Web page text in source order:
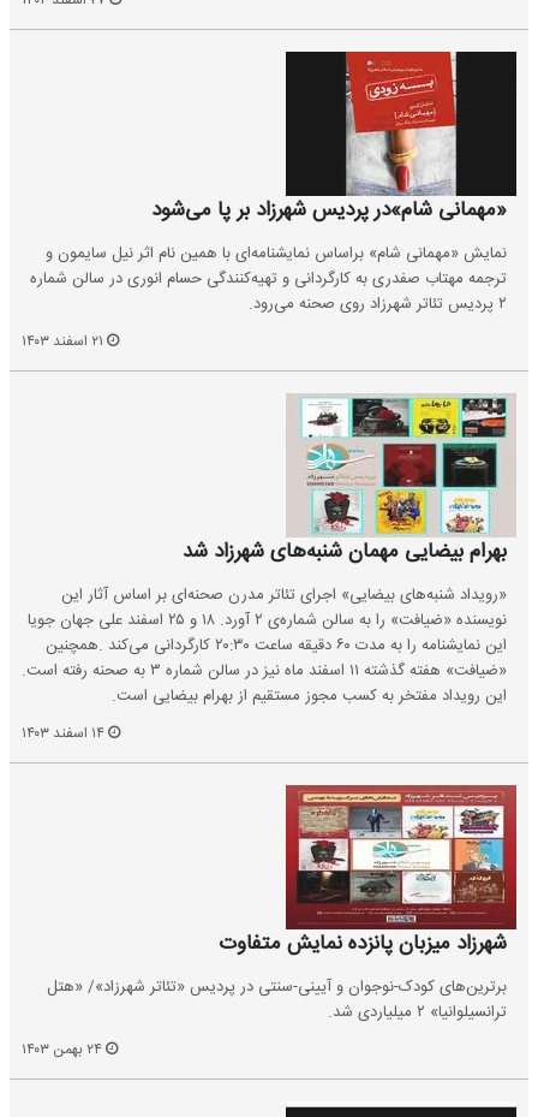
«مهمانی شام»در پردیس شهرزاد بر پا می‌شود
نمایش «مهمانی شام» براساس نمایشنامه‌ای با همین نام اثر نیل سایمون و
ترجمه مهتاب صفدری به کارگردانی و تهیه‌کنندگی حسام انوری در سالن شماره
۲ پردیس تئاتر شهرزاد روی صحنه می‌رود.
بهرام بیضایی مهمان شنبه‌های شهرزاد شد
«رویداد شنبه‌های بیضایی» اجرای تئاتر مدرن صحنه‌ای بر اساس آثار این
نویسنده «ضیافت» را به سالن شماره‌ی ۲ آورد. ۱۸ و ۲۵ اسفند علی جهان جویا
این نمایشنامه را به مدت ۶۰ دقیقه ساعت ۲۰:۳۰ کارگردانی می‌کند .همچنین
«ضیافت» هفته گذشته ۱۱ اسفند ماه نیز در سالن شماره ۳ به صحنه رفته است.
این رویداد مفتخر به کسب مجوز مستقیم از بهرام بیضایی است.
شهرزاد میزبان پانزده نمایش متفاوت
برترین‌های کودک-نوجوان و آیینی-سنتی در پردیس «تئاتر شهرزاد»/ «هتل
ترانسیلوانیا» ۲ میلیاردی شد.